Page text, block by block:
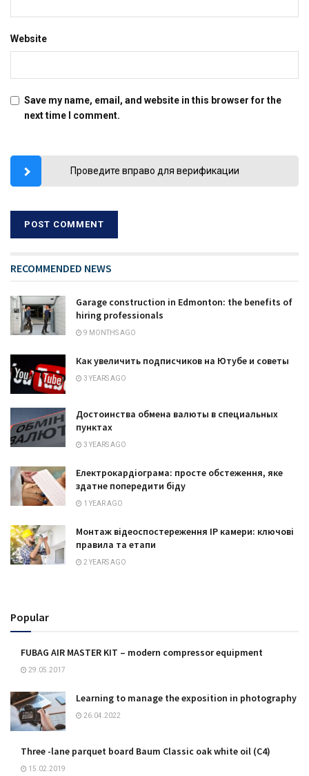
Website
Save my name, email, and website in this browser for the
next time I comment.
Проведите вправо для верификации
RECOMMENDED NEWS
Garage construction in Edmonton: the benefits of
hiring professionals
9 MONTHS AGO
Как увеличить подписчиков на Ютубе и советы
3 YEARS AGO
Достоинства обмена валюты в специальных
пунктах
3 YEARS AGO
Електрокардіограма: просте обстеження, яке
здатне попередити біду
1 YEAR AGO
Монтаж відеоспостереження IP камери: ключові
правила та етапи
2 YEARS AGO
Popular
FUBAG AIR MASTER KIT – modern compressor equipment
29.05.2017
Learning to manage the exposition in photography
26.04.2022
Three -lane parquet board Baum Classic oak white oil (C4)
15.02.2019